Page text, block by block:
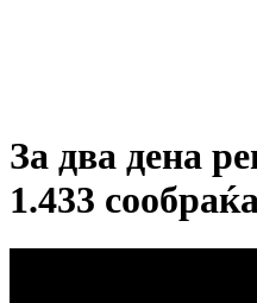
За два дена
1.433